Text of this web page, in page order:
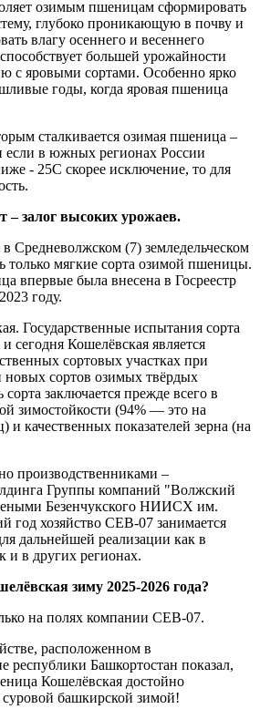
озимым пшеницам сформировать
глубоко проникающую в почву и
влагу осеннего и весеннего
большей урожайности
с яровыми сортами. Особенно ярко
годы, когда яровая пшеница
сталкивается озимая пшеница –
если в южных регионах России
- 25С скорее исключение, то для
– залог высоких урожаев.
Средневолжском (7) земледельческом
только мягкие сорта озимой пшеницы.
впервые была внесена в Госреестр
году.
Государственные испытания сорта
сегодня Кошелёвская является
сортовых участках при
сортов озимых твёрдых
заключается прежде всего в
зимостойкости (94% — это на
качественных показателей зерна (на
производственниками –
Группы компаний "Волжский
Безенчукского НИИСХ им.
год хозяйство СЕВ-07 занимается
дальнейшей реализации как в
и в других регионах.
зиму 2025-2026 года?
на полях компании СЕВ-07.
расположенном в
республики Башкортостан показал,
Кошелёвская достойно
башкирской зимой!